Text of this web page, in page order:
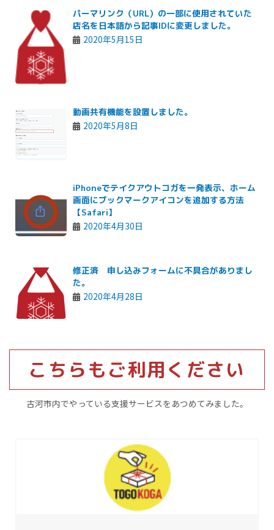
パーマリンク（URL）の一部に使用されていた
店名を日本語から記事IDに変更しました。
2020年5月15日
動画共有機能を設置しました。
2020年5月8日
iPhoneでテイクアウトコガを一発表示、ホーム
画面にブックマークアイコンを追加する方法
【Safari】
2020年4月30日
修正済 申し込みフォームに不具合がありまし
た。
2020年4月28日
こちらもご利用ください
古河市内でやっている支援サービスをあつめてみました。